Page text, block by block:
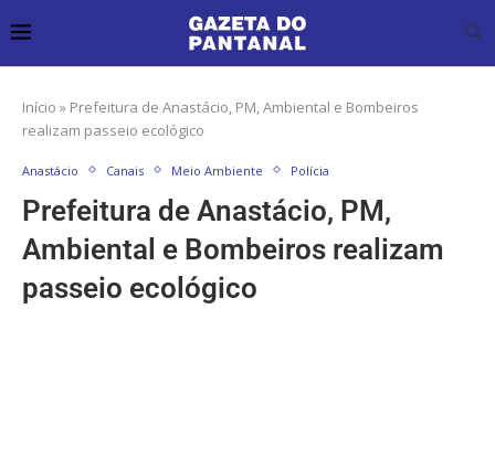
Início » Prefeitura de Anastácio, PM, Ambiental e Bombeiros
realizam passeio ecológico
Anastácio Canais Meio Ambiente Polícia
Prefeitura de Anastácio, PM,
Ambiental e Bombeiros realizam
passeio ecológico